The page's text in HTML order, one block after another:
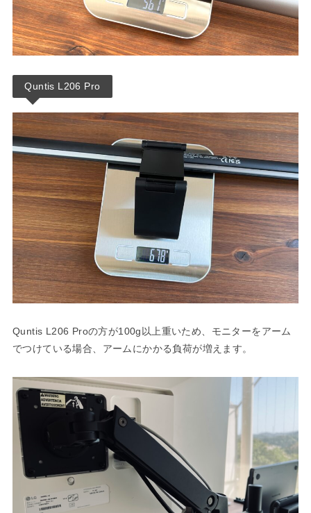
Quntis L206 Pro
Quntis L206 Proの方が100g以上重いため、モニターをアーム
でつけている場合、アームにかかる負荷が増えます。